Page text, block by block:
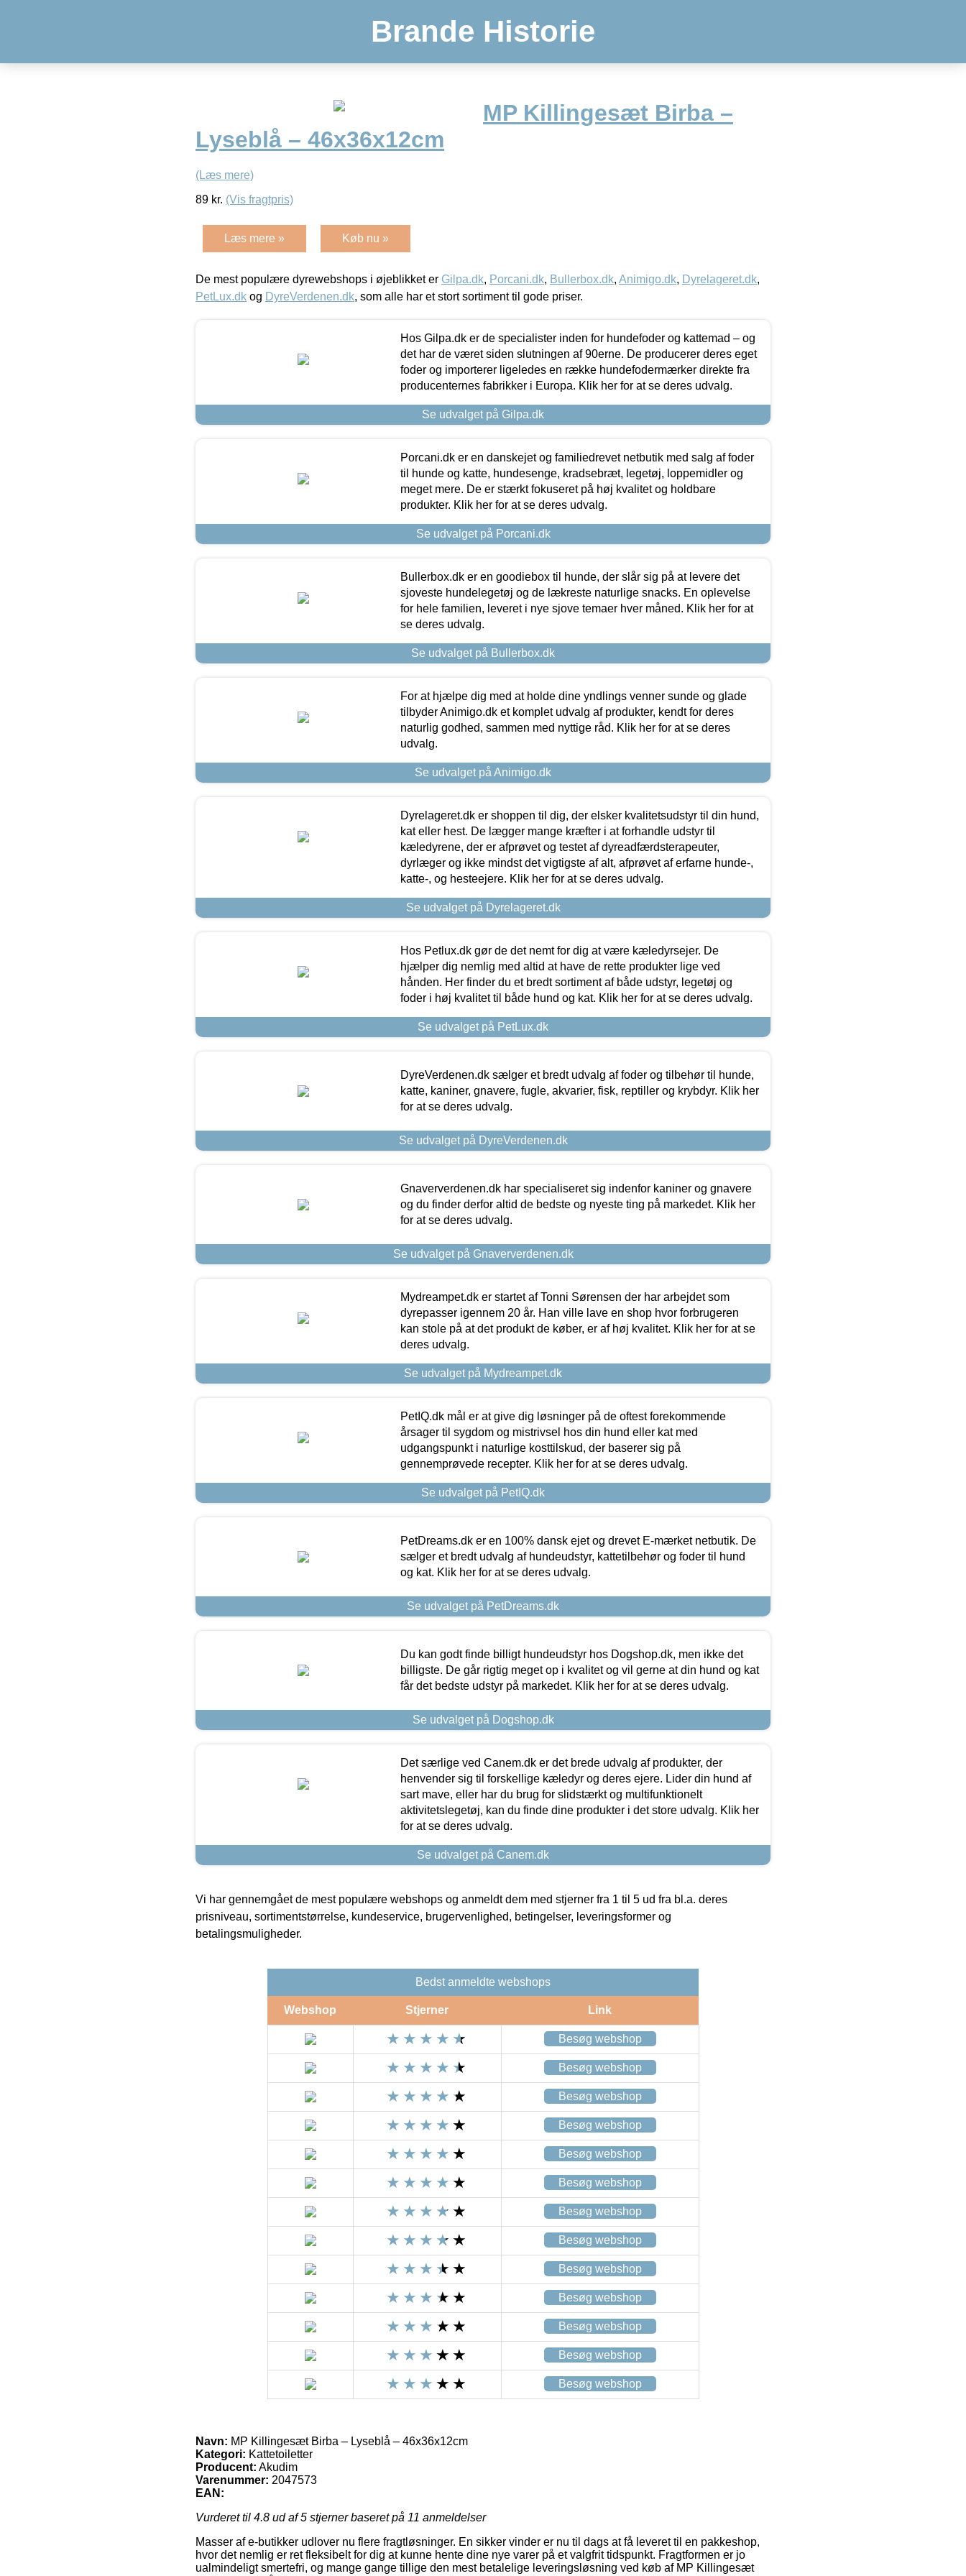
Brande Historie
MP Killingesæt Birba –
Lyseblå – 46x36x12cm
(Læs mere)
89 kr. (Vis fragtpris)
Læs mere » Køb nu »
De mest populære dyrewebshops i øjeblikket er Gilpa.dk, Porcani.dk, Bullerbox.dk, Animigo.dk, Dyrelageret.dk,
PetLux.dk og DyreVerdenen.dk, som alle har et stort sortiment til gode priser.
Hos Gilpa.dk er de specialister inden for hundefoder og kattemad – og
det har de været siden slutningen af 90erne. De producerer deres eget
foder og importerer ligeledes en række hundefodermærker direkte fra
producenternes fabrikker i Europa. Klik her for at se deres udvalg.
Se udvalget på Gilpa.dk
Porcani.dk er en danskejet og familiedrevet netbutik med salg af foder
til hunde og katte, hundesenge, kradsebræt, legetøj, loppemidler og
meget mere. De er stærkt fokuseret på høj kvalitet og holdbare
produkter. Klik her for at se deres udvalg.
Se udvalget på Porcani.dk
Bullerbox.dk er en goodiebox til hunde, der slår sig på at levere det
sjoveste hundelegetøj og de lækreste naturlige snacks. En oplevelse
for hele familien, leveret i nye sjove temaer hver måned. Klik her for at
se deres udvalg.
Se udvalget på Bullerbox.dk
For at hjælpe dig med at holde dine yndlings venner sunde og glade
tilbyder Animigo.dk et komplet udvalg af produkter, kendt for deres
naturlig godhed, sammen med nyttige råd. Klik her for at se deres
udvalg.
Se udvalget på Animigo.dk
Dyrelageret.dk er shoppen til dig, der elsker kvalitetsudstyr til din hund,
kat eller hest. De lægger mange kræfter i at forhandle udstyr til
kæledyrene, der er afprøvet og testet af dyreadfærdsterapeuter,
dyrlæger og ikke mindst det vigtigste af alt, afprøvet af erfarne hunde-,
katte-, og hesteejere. Klik her for at se deres udvalg.
Se udvalget på Dyrelageret.dk
Hos Petlux.dk gør de det nemt for dig at være kæledyrsejer. De
hjælper dig nemlig med altid at have de rette produkter lige ved
hånden. Her finder du et bredt sortiment af både udstyr, legetøj og
foder i høj kvalitet til både hund og kat. Klik her for at se deres udvalg.
Se udvalget på PetLux.dk
DyreVerdenen.dk sælger et bredt udvalg af foder og tilbehør til hunde,
katte, kaniner, gnavere, fugle, akvarier, fisk, reptiller og krybdyr. Klik her
for at se deres udvalg.
Se udvalget på DyreVerdenen.dk
Gnaververdenen.dk har specialiseret sig indenfor kaniner og gnavere
og du finder derfor altid de bedste og nyeste ting på markedet. Klik her
for at se deres udvalg.
Se udvalget på Gnaververdenen.dk
Mydreampet.dk er startet af Tonni Sørensen der har arbejdet som
dyrepasser igennem 20 år. Han ville lave en shop hvor forbrugeren
kan stole på at det produkt de køber, er af høj kvalitet. Klik her for at se
deres udvalg.
Se udvalget på Mydreampet.dk
PetIQ.dk mål er at give dig løsninger på de oftest forekommende
årsager til sygdom og mistrivsel hos din hund eller kat med
udgangspunkt i naturlige kosttilskud, der baserer sig på
gennemprøvede recepter. Klik her for at se deres udvalg.
Se udvalget på PetIQ.dk
PetDreams.dk er en 100% dansk ejet og drevet E-mærket netbutik. De
sælger et bredt udvalg af hundeudstyr, kattetilbehør og foder til hund
og kat. Klik her for at se deres udvalg.
Se udvalget på PetDreams.dk
Du kan godt finde billigt hundeudstyr hos Dogshop.dk, men ikke det
billigste. De går rigtig meget op i kvalitet og vil gerne at din hund og kat
får det bedste udstyr på markedet. Klik her for at se deres udvalg.
Se udvalget på Dogshop.dk
Det særlige ved Canem.dk er det brede udvalg af produkter, der
henvender sig til forskellige kæledyr og deres ejere. Lider din hund af
sart mave, eller har du brug for slidstærkt og multifunktionelt
aktivitetslegetøj, kan du finde dine produkter i det store udvalg. Klik her
for at se deres udvalg.
Se udvalget på Canem.dk
Vi har gennemgået de mest populære webshops og anmeldt dem med stjerner fra 1 til 5 ud fra bl.a. deres
prisniveau, sortimentstørrelse, kundeservice, brugervenlighed, betingelser, leveringsformer og
betalingsmuligheder.
Bedst anmeldte webshops
Webshop Stjerner Link
Besøg webshop
Besøg webshop
Besøg webshop
Besøg webshop
Besøg webshop
Besøg webshop
Besøg webshop
Besøg webshop
Besøg webshop
Besøg webshop
Besøg webshop
Besøg webshop
Besøg webshop
Navn: MP Killingesæt Birba – Lyseblå – 46x36x12cm
Kategori: Kattetoiletter
Producent: Akudim
Varenummer: 2047573
EAN:
Vurderet til 4.8 ud af 5 stjerner baseret på 11 anmeldelser
Masser af e-butikker udlover nu flere fragtløsninger. En sikker vinder er nu til dags at få leveret til en pakkeshop,
hvor det nemlig er ret fleksibelt for dig at kunne hente dine nye varer på et valgfrit tidspunkt. Fragtformen er jo
ualmindeligt smertefri, og mange gange tillige den mest betalelige leveringsløsning ved køb af MP Killingesæt